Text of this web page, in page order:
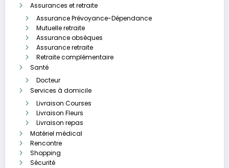
Assurances et retraite
Assurance Prévoyance-Dépendance
Mutuelle retraite
Assurance obsèques
Assurance retraite
Retraite complémentaire
Santé
Docteur
Services à domicile
Livraison Courses
Livraison Fleurs
Livraison repas
Matériel médical
Rencontre
Shopping
Sécurité